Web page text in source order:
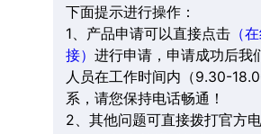
下面提示进行操作：
1、产品申请可以直接点击（
接） 进行申请，申请成功后我
人员在工作时间内（9.30-
系，请您保持电话畅通！
2、其他问题可直接拨打官方